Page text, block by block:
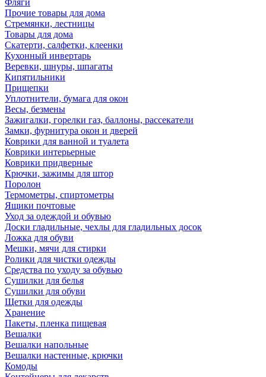
Фляги
Прочие товары для дома
Стремянки, лестницы
Товары для дома
Скатерти, салфетки, клеенки
Кухонный инвертарь
Веревки, шнуры, шпагаты
Кипятильники
Прищепки
Уплотнители, бумага для окон
Весы, безмены
Зажигалки, горелки газ, баллоны, рассекатели
Замки, фурнитура окон и дверей
Коврики для ванной и туалета
Коврики интерьерные
Коврики придверные
Крючки, зажимы для штор
Поролон
Термометры, спиртометры
Ящики почтовые
Уход за одеждой и обувью
Доски гладильные, чехлы для гладильных досок
Ложка для обуви
Мешки, мячи для стирки
Ролики для чистки одежды
Средства по уходу за обувью
Сушилки для белья
Сушилки для обуви
Щетки для одежды
Хранение
Пакеты, пленка пищевая
Вешалки
Вешалки напольные
Вешалки настенные, крючки
Комоды